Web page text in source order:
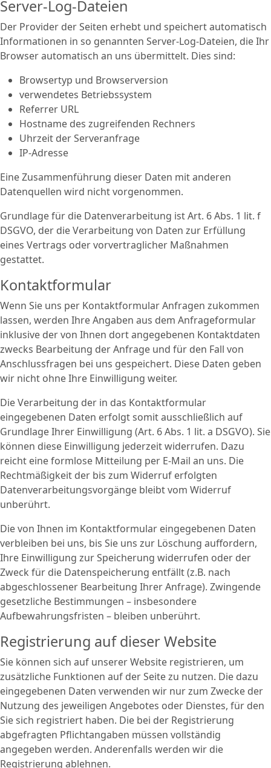
Server-Log-Dateien
Der Provider der Seiten erhebt und speichert automatisch
Informationen in so genannten Server-Log-Dateien, die Ihr
Browser automatisch an uns übermittelt. Dies sind:
Browsertyp und Browserversion
verwendetes Betriebssystem
Referrer URL
Hostname des zugreifenden Rechners
Uhrzeit der Serveranfrage
IP-Adresse
Eine Zusammenführung dieser Daten mit anderen
Datenquellen wird nicht vorgenommen.
Grundlage für die Datenverarbeitung ist Art. 6 Abs. 1 lit. f
DSGVO, der die Verarbeitung von Daten zur Erfüllung
eines Vertrags oder vorvertraglicher Maßnahmen
gestattet.
Kontaktformular
Wenn Sie uns per Kontaktformular Anfragen zukommen
lassen, werden Ihre Angaben aus dem Anfrageformular
inklusive der von Ihnen dort angegebenen Kontaktdaten
zwecks Bearbeitung der Anfrage und für den Fall von
Anschlussfragen bei uns gespeichert. Diese Daten geben
wir nicht ohne Ihre Einwilligung weiter.
Die Verarbeitung der in das Kontaktformular
eingegebenen Daten erfolgt somit ausschließlich auf
Grundlage Ihrer Einwilligung (Art. 6 Abs. 1 lit. a DSGVO). Sie
können diese Einwilligung jederzeit widerrufen. Dazu
reicht eine formlose Mitteilung per E-Mail an uns. Die
Rechtmäßigkeit der bis zum Widerruf erfolgten
Datenverarbeitungsvorgänge bleibt vom Widerruf
unberührt.
Die von Ihnen im Kontaktformular eingegebenen Daten
verbleiben bei uns, bis Sie uns zur Löschung auffordern,
Ihre Einwilligung zur Speicherung widerrufen oder der
Zweck für die Datenspeicherung entfällt (z.B. nach
abgeschlossener Bearbeitung Ihrer Anfrage). Zwingende
gesetzliche Bestimmungen – insbesondere
Aufbewahrungsfristen – bleiben unberührt.
Registrierung auf dieser Website
Sie können sich auf unserer Website registrieren, um
zusätzliche Funktionen auf der Seite zu nutzen. Die dazu
eingegebenen Daten verwenden wir nur zum Zwecke der
Nutzung des jeweiligen Angebotes oder Dienstes, für den
Sie sich registriert haben. Die bei der Registrierung
abgefragten Pflichtangaben müssen vollständig
angegeben werden. Anderenfalls werden wir die
Registrierung ablehnen.